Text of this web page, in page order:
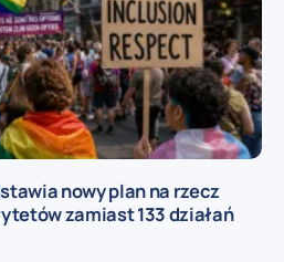
nowy plan na rzecz
zamiast 133 działań